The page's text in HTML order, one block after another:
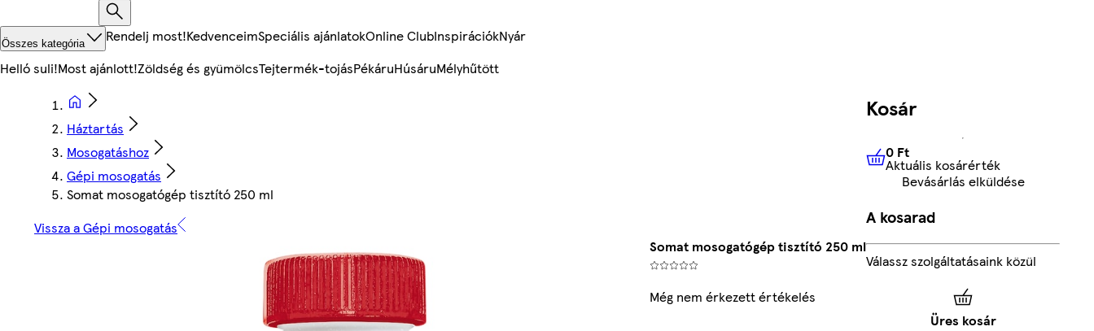
Összes kategória Rendelj most!KedvenceimSpeciális ajánlatokOnline ClubInspirációkNyár
Helló suli!Most ajánlott!Zöldség és gyümölcsTejtermék-tojásPékáruHúsáruMélyhűtött
Háztartás
Mosogatáshoz
Gépi mosogatás
Somat mosogatógép tisztító 250 ml
Vissza a Gépi mosogatás
Somat mosogatógép tisztító 250 ml
Még nem érkezett értékelés
Kosár
0 FtAktuális kosárérték
0 Ft
Aktuális kosárérték
Bevásárlás elküldése
A kosarad
Válassz szolgáltatásaink közül
Üres kosár